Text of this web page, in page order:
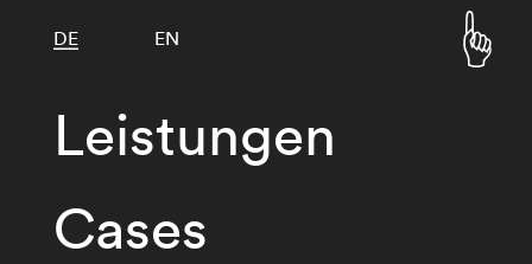
Leistungen
Cases
DE EN